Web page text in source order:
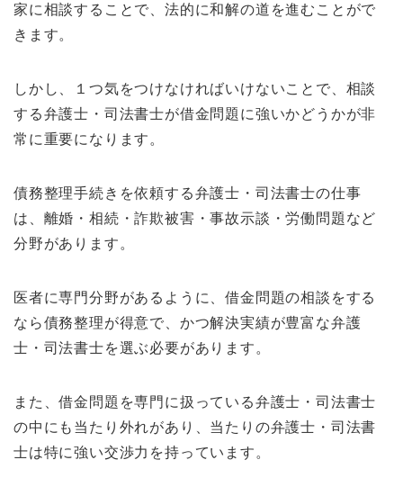
家に相談することで、法的に和解の道を進むことがで
きます。
しかし、１つ気をつけなければいけないことで、相談
する弁護士・司法書士が借金問題に強いかどうかが非
常に重要になります。
債務整理手続きを依頼する弁護士・司法書士の仕事
は、離婚・相続・詐欺被害・事故示談・労働問題など
分野があります。
医者に専門分野があるように、借金問題の相談をする
なら債務整理が得意で、かつ解決実績が豊富な弁護
士・司法書士を選ぶ必要があります。
また、借金問題を専門に扱っている弁護士・司法書士
の中にも当たり外れがあり、当たりの弁護士・司法書
士は特に強い交渉力を持っています。